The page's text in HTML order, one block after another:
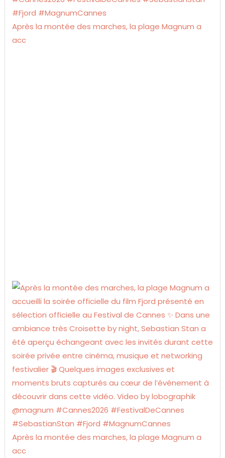
Après la montée des marches, la plage Magnum a
acc
Après la montée des marches, la plage Magnum a
acc